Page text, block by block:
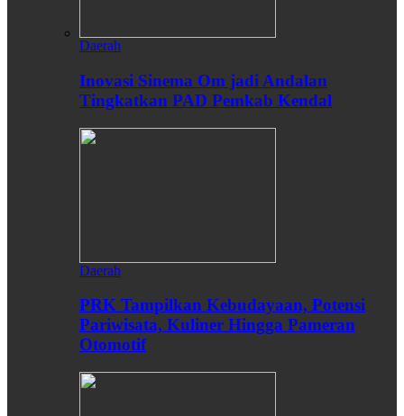
Daerah
Inovasi Sinema Om jadi Andalan
Tingkatkan PAD Pemkab Kendal
Daerah
PRK Tampilkan Kebudayaan, Potensi
Pariwisata, Kuliner Hingga Pameran
Otomotif